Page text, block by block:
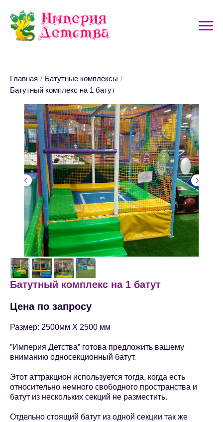
Главная / Батутные комплексы /
Батутный комплекс на 1 батут
Батутный комплекс на 1 батут
Цена по запросу
Размер: 2500мм Х 2500 мм
”Империя Детства” готова предложить вашему
вниманию односекционный батут.
Этот аттракцион используется тогда, когда есть
относительно немного свободного пространства и
батут из нескольких секций не разместить.
Отдельно стоящий батут из одной секции так же